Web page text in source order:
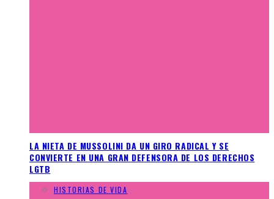
LA NIETA DE MUSSOLINI DA UN GIRO RADICAL Y SE
CONVIERTE EN UNA GRAN DEFENSORA DE LOS DERECHOS
LGTB
HISTORIAS DE VIDA